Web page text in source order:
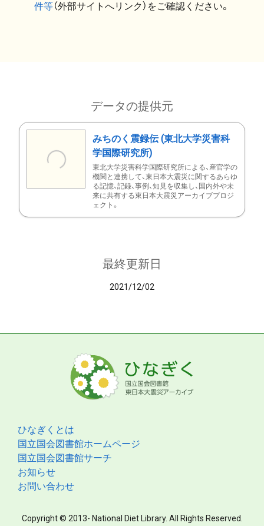
件等（外部サイトへリンク）をご確認ください。
データの提供元
みちのく震録伝 (東北大学災害科
学国際研究所)
東北大学災害科学国際研究所による、産官学の
機関と連携して、東日本大震災に関するあらゆ
る記憶、記録、事例、知見を収集し、国内外や未
来に共有する東日本大震災アーカイブプロジ
ェクト。
最終更新日
2021/12/02
ひなぎくとは
国立国会図書館ホームページ
国立国会図書館サーチ
お知らせ
お問い合わせ
Copyright © 2013- National Diet Library. All Rights Reserved.